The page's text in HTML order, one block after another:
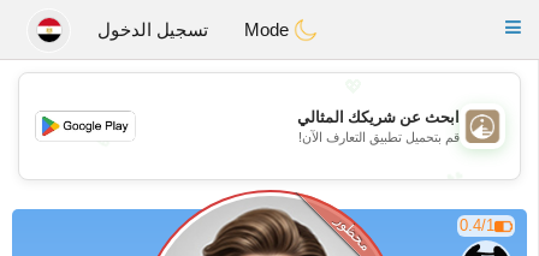
Bahebik
Toggle
تسجيل الدخول
💖
💕
💕
ابحث عن شريكك المثالي
قم بتحميل تطبيق التعارف الآن!
0.4/1 محظور